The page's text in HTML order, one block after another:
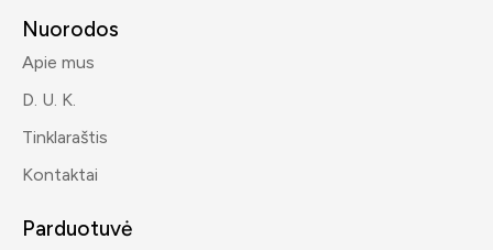
Nuorodos
Apie mus
D. U. K.
Tinklaraštis
Kontaktai
Parduotuvė